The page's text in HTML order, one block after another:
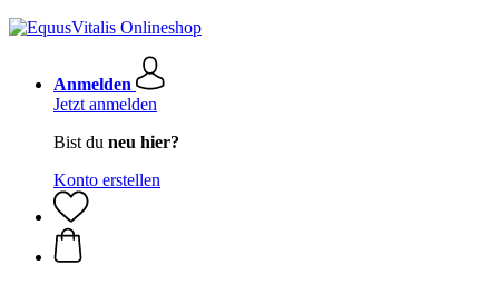
Anmelden
Jetzt anmelden
Bist du neu hier?
Konto erstellen